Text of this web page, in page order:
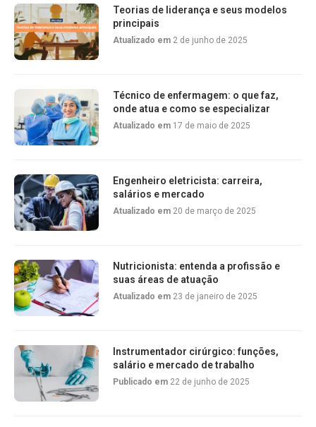
Teorias de liderança e seus modelos
principais
Atualizado em 2 de junho de 2025
Técnico de enfermagem: o que faz,
onde atua e como se especializar
Atualizado em 17 de maio de 2025
Engenheiro eletricista: carreira,
salários e mercado
Atualizado em 20 de março de 2025
Nutricionista: entenda a profissão e
suas áreas de atuação
Atualizado em 23 de janeiro de 2025
Instrumentador cirúrgico: funções,
salário e mercado de trabalho
Publicado em 22 de junho de 2025